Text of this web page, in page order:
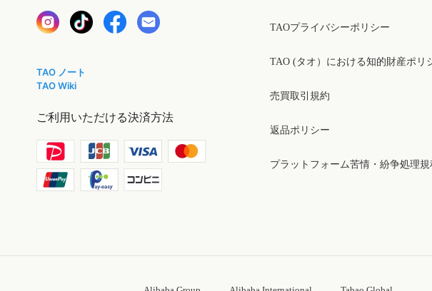
TAO ノート
TAO Wiki
ご利用いただける決済方法
TAOプライバシーポリシー
TAO (タオ）における知的財産ポリ
売買取引規約
返品ポリシー
プラットフォーム苦情・紛争処理規